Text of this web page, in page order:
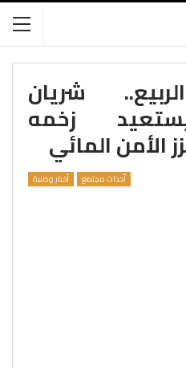
شريان
زخمه
الأمن المائي
أحداث مجتمع أخبار وطنية